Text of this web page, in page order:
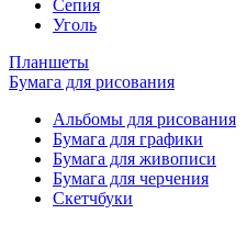
Сепия
Уголь
Планшеты
Бумага для рисования
Альбомы для рисования
Бумага для графики
Бумага для живописи
Бумага для черчения
Скетчбуки